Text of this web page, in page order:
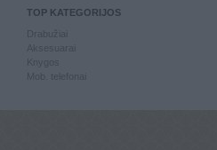
TOP KATEGORIJOS
Knygos
Mob. telefonai